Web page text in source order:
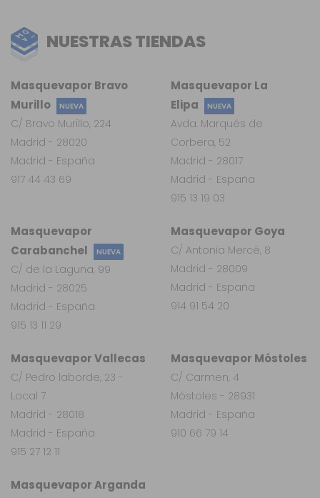
NUESTRAS TIENDAS
Masquevapor Arganda
Masquevapor
Carabanchel
NUEVA
C/ de la Laguna, 99
Madrid - 28025
Madrid - España
915 13 11 29
Masquevapor Vallecas
C/ Pedro laborde, 23 -
Local 7
Madrid - 28018
Madrid - España
915 27 12 11
Masquevapor Móstoles
C/ Carmen, 4
Móstoles - 28931
Madrid - España
910 66 79 14
Masquevapor Goya
C/ Antonia Mercé, 8
Madrid - 28009
Madrid - España
914 91 54 20
Masquevapor La
Elipa
NUEVA
Avda. Marqués de
Corbera, 52
Madrid - 28017
Madrid - España
915 13 19 03
Masquevapor Bravo
Murillo
NUEVA
C/ Bravo Murillo, 224
Madrid - 28020
Madrid - España
917 44 43 69